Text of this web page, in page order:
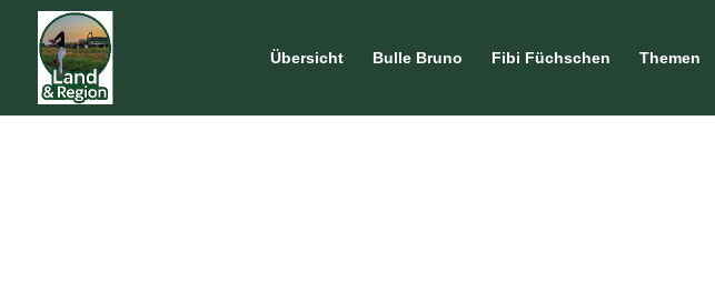
Übersicht Bulle Bruno Fibi Füchschen Themen